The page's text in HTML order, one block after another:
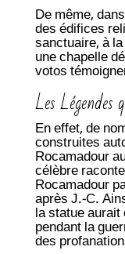
De même,
des édifices
sanctuaire, à
une chapelle
votos
Les
En effet, de
construites
Rocamadour
célèbre
Rocamadour
après J.-C.
la statue
pendant la
des